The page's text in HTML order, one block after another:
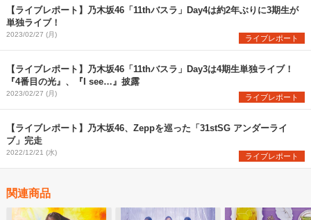
【ライブレポート】乃木坂46「11thバスラ」Day4は約2年ぶりに3期生が
単独ライブ！
2023/02/27 (月) ライブレポート
【ライブレポート】乃木坂46「11thバスラ」Day3は4期生単独ライブ！
『4番目の光』、『I see…』披露
2023/02/27 (月) ライブレポート
【ライブレポート】乃木坂46、Zeppを巡った「31stSG アンダーライ
ブ」完走
2022/12/21 (水) ライブレポート
関連商品